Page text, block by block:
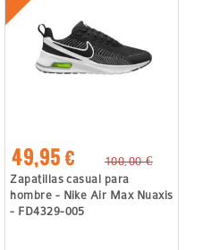
49,95 €
100,00 €
Zapatillas casual para
hombre - Nike Air Max Nuaxis
- FD4329-005